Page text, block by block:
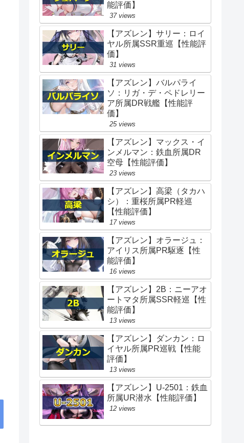
能評価】
37 views
【アズレン】サリー：ロイ
ヤル所属SSR重巡【性能評
価】
31 views
【アズレン】バルパライ
ソ：リガ・デ・ペドレリー
ア所属DR戦艦【性能評
価】
25 views
【アズレン】マックス・イ
ンメルマン：鉄血所属DR
空母【性能評価】
23 views
【アズレン】高梁（タカハ
シ）：重桜所属PR軽巡
【性能評価】
17 views
【アズレン】オラージュ：
アイリス所属PR駆逐【性
能評価】
16 views
【アズレン】2B：ニーアオ
ートマタ所属SSR軽巡【性
能評価】
13 views
【アズレン】ダンカン：ロ
イヤル所属PR巡戦【性能
評価】
13 views
【アズレン】U-2501：鉄血
所属UR潜水【性能評価】
12 views